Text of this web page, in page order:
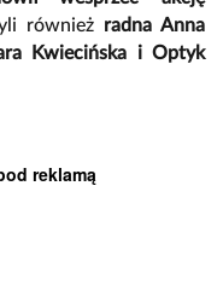
również radna Anna
Kwiecińska i Optyk
reklamą